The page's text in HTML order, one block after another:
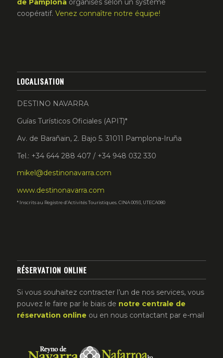
de Pamplonaorganisés selon un système
coopératif. Venez connaître notre équipe!
LOCALISATION
DESTINO NAVARRA
Guías Turísticos Oficiales (APIT)*
Av. de Barañain, 2. Bajo 5. 31011 Pamplona-Iruña
Tel.: +34 644 288 407 / +34 948 032 330
mikel@destinonavarra.com
www.destinonavarra.com
* Inscrits au Registre d’Activités Touristiques. CINA 0093, UTECA080
RÉSERVATION ONLINE
Si vous souhaitez contracter l’un de nos services, vous
pouvez le faire par le biais de notre centrale de
réservation online ou en nous contactant par e-mail